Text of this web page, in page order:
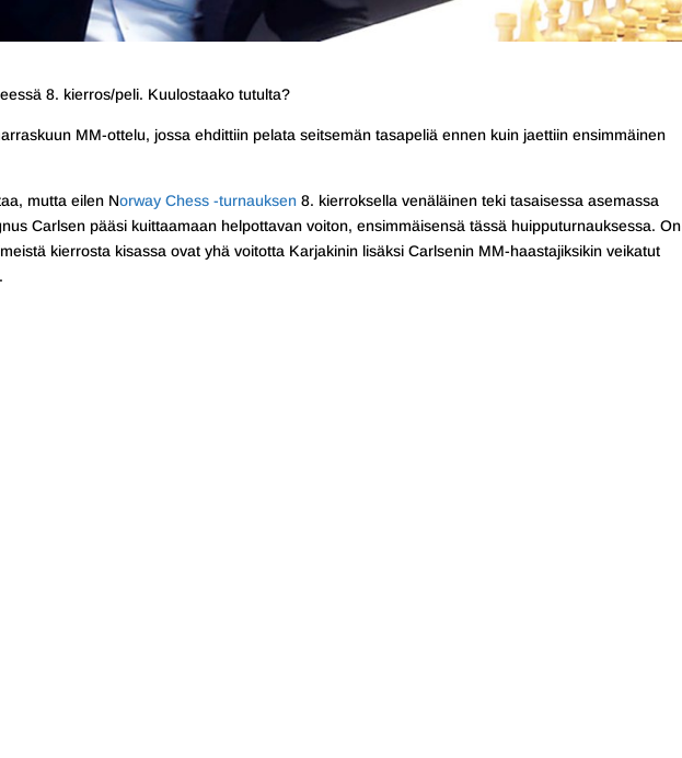
8. kierros/peli. Kuulostaako tutulta?
MM-ottelu, jossa ehdittiin pelata seitsemän tasapeliä ennen kuin jaettiin ensimmäinen
mutta eilen Norway Chess -turnauksen 8. kierroksella venäläinen teki tasaisessa asemassa
Carlsen pääsi kuittaamaan helpottavan voiton, ensimmäisensä tässä huipputurnauksessa. On
kierrosta kisassa ovat yhä voitotta Karjakinin lisäksi Carlsenin MM-haastajiksikin veikatut